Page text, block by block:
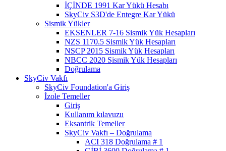
İÇİNDE 1991 Kar Yükü Hesabı
SkyCiv S3D'de Entegre Kar Yükü
Sismik Yükler
EKSENLER 7-16 Sismik Yük Hesapları
NZS 1170.5 Sismik Yük Hesapları
NSCP 2015 Sismik Yük Hesapları
NBCC 2020 Sismik Yük Hesapları
Doğrulama
SkyCiv Vakfı
SkyCiv Foundation'a Giriş
İzole Temeller
Giriş
Kullanım kılavuzu
Eksantrik Temeller
SkyCiv Vakfı – Doğrulama
ACI 318 Doğrulama # 1